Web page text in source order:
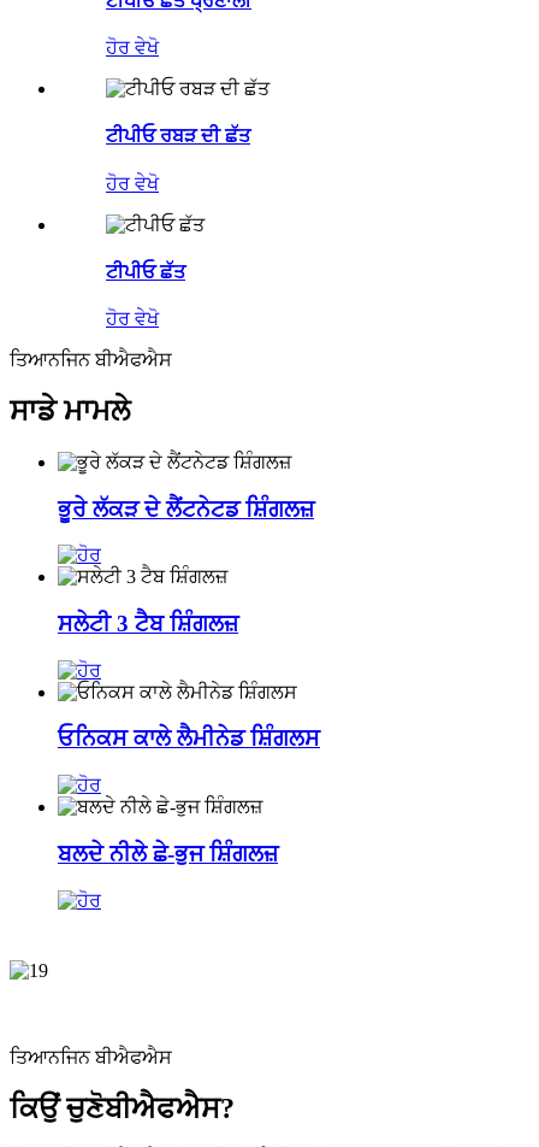
ਹੋਰ ਵੇਖੋ
ਟੀਪੀਓ ਰਬੜ ਦੀ ਛੱਤ
ਹੋਰ ਵੇਖੋ
ਟੀਪੀਓ ਛੱਤ
ਹੋਰ ਵੇਖੋ
ਤਿਆਨਜਿਨ ਬੀਐਫਐਸ
ਸਾਡੇ ਮਾਮਲੇ
ਭੂਰੇ ਲੱਕੜ ਦੇ ਲੈਂਟਨੇਟਡ ਸ਼ਿੰਗਲਜ਼
ਸਲੇਟੀ 3 ਟੈਬ ਸ਼ਿੰਗਲਜ਼
ਓਨਿਕਸ ਕਾਲੇ ਲੈਮੀਨੇਡ ਸ਼ਿੰਗਲਸ
ਬਲਦੇ ਨੀਲੇ ਛੇ-ਭੁਜ ਸ਼ਿੰਗਲਜ਼
ਤਿਆਨਜਿਨ ਬੀਐਫਐਸ
ਕਿਉਂ ਚੁਣੋਬੀਐਫਐਸ?